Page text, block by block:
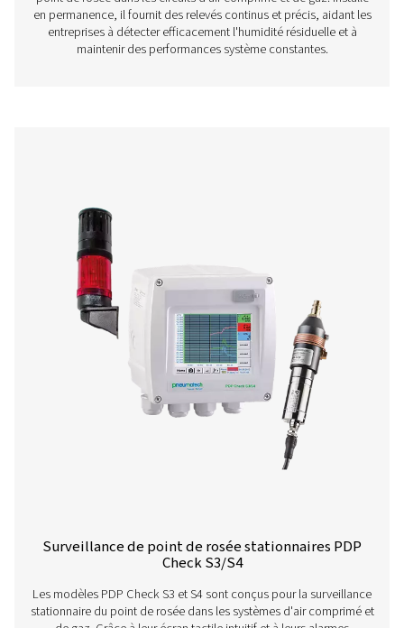
Contrôleurs de point de rosée
point de rosée dans les circuits d'air comprimé et de
en permanence, il fournit des relevés continus et
entreprises à détecter efficacement l'humidité
maintenir des performances système